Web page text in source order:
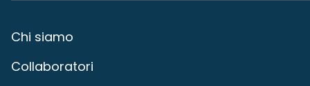
Chi siamo
Collaboratori